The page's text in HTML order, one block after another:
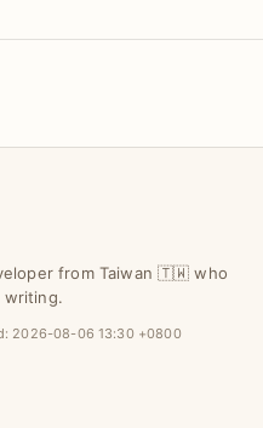
from Taiwan 🇹🇼 who
writing.
2026-08-06 13:30 +0800